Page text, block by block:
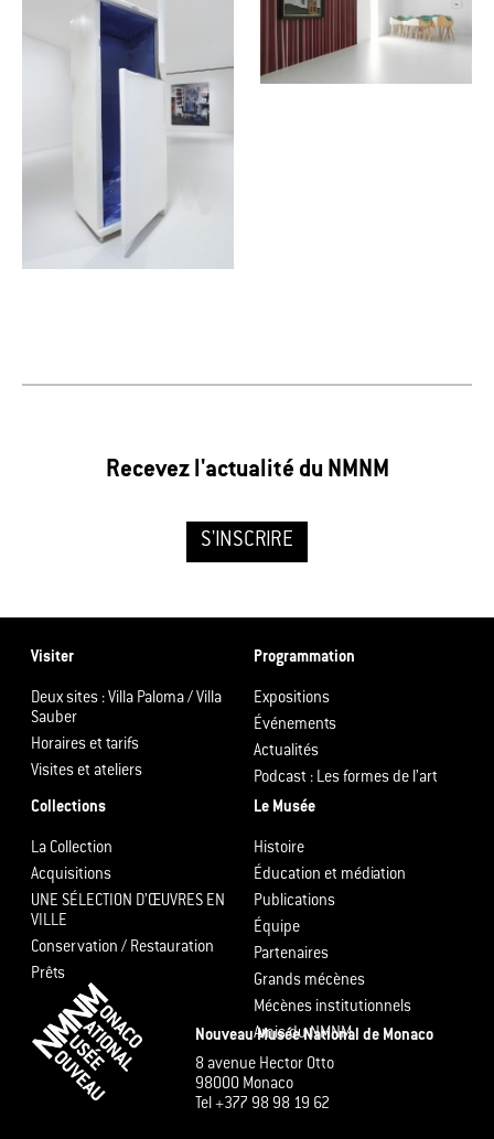
Recevez l'actualité du NMNM
S'INSCRIRE
Visiter
Deux sites : Villa Paloma / Villa
Sauber
Horaires et tarifs
Visites et ateliers
Programmation
Expositions
Événements
Actualités
Podcast : Les formes de l’art
Collections
La Collection
Acquisitions
UNE SÉLECTION D’ŒUVRES EN
VILLE
Conservation / Restauration
Prêts
Le Musée
Histoire
Éducation et médiation
Publications
Équipe
Partenaires
Grands mécènes
Mécènes institutionnels
Amis du NMNM
Nouveau Musée National de Monaco
8 avenue Hector Otto
98000 Monaco
Tel +377 98 98 19 62